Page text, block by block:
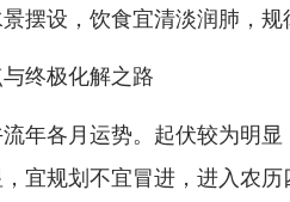
摆设，饮食宜清淡润肺，规
终极化解之路
年各月运势。起伏较为明
宜规划不宜冒进，进入农